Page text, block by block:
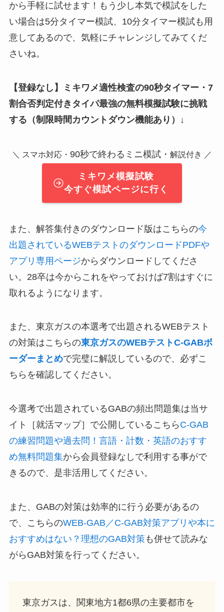
から手軽に試せます！もう少し本気で模試をした
い場合は5分タイマー模試、10分タイマー模試も用
意してあるので、気軽にチャレンジしてみてくだ
さいね。
【登録なし】ミキワメ適性検査の90秒タイマー・7
割合否判定付きタイパ最強の無料模擬試験に挑戦
する（制限時間カウントダウン機能あり）↓
＼ スマホ対応・ 90秒で終わるミニ模試・ 解説付き ／
ミキワメ模擬試験
今すぐ模試ページに行く
また、解答集付きのダウンロード版はこちらの今
出題されているWEBテストのダウンロードPDFや
アプリ専用ページからダウンロードしてくださ
い。28卒は今からこれをやっておけば7割はすぐに
取れるようになります。
また、東京ガスの本選考で出題されるWEBテスト
の対策はこちらの東京ガスのWEBテストC-GABボ
ーダーまとめで完璧に解説しているので、必ずこ
ちらを確認してください。
今選考で出題されているGABの頻出問題集は当サ
イト［就活マップ］で公開しているこちら C-GAB
の練習問題や過去問！言語・計数・英語のおすす
め無料問題集から会員登録なしで利用する事がで
きるので、是非活用してください。
また、GABの対策は効率的に行う必要があるの
で、こちらのWEB-GAB／C-GAB対策アプリや本に
おすすめはない？理想のGAB対策も併せて読みな
がらGAB対策を行ってください。
東京ガスは、関東地方1都6県の主要都市を